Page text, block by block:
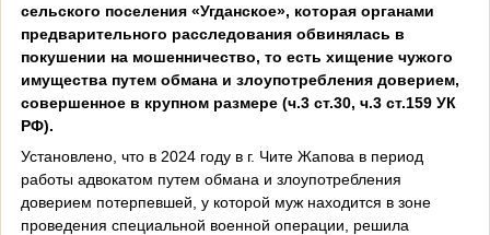
сельского поселения «Угданское», которая органами
предварительного расследования обвинялась в
покушении на мошенничество, то есть хищение чужого
имущества путем обмана и злоупотребления доверием,
совершенное в крупном размере (ч.3 ст.30, ч.3 ст.159 УК
РФ).
Установлено, что в 2024 году в г. Чите Жапова в период
работы адвокатом путем обмана и злоупотребления
доверием потерпевшей, у которой муж находится в зоне
проведения специальной военной операции, решила